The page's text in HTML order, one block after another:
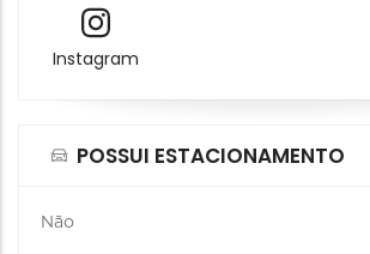
Instagram
POSSUI ESTACIONAMENTO
Não